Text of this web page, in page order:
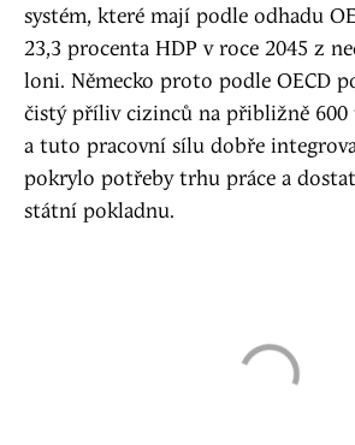
systém, které mají podle odhadu
23,3 procenta HDP v roce 2045 z
loni. Německo proto podle OECD
čistý příliv cizinců na přibližně 600
a tuto pracovní sílu dobře
pokrylo potřeby trhu práce a
státní pokladnu.